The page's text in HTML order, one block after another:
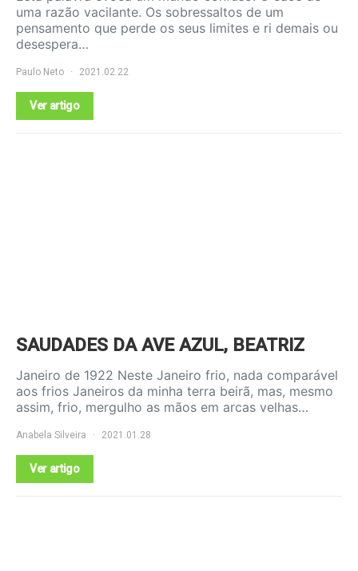
uma razão vacilante. Os sobressaltos de um
pensamento que perde os seus limites e ri demais ou
desespera…
Paulo Neto 2021.02.22
Ver artigo
SAUDADES DA AVE AZUL, BEATRIZ
Janeiro de 1922 Neste Janeiro frio, nada comparável
aos frios Janeiros da minha terra beirã, mas, mesmo
assim, frio, mergulho as mãos em arcas velhas…
Anabela Silveira 2021.01.28
Ver artigo